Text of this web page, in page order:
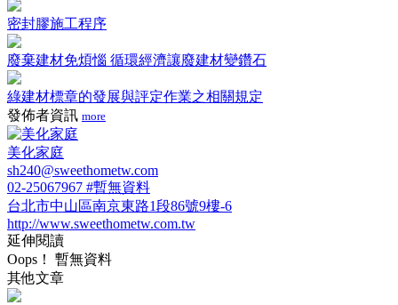
密封膠施工程序
廢棄建材免煩惱 循環經濟讓廢建材變鑽石
綠建材標章的發展與評定作業之相關規定
發佈者資訊 more
美化家庭
sh240@sweethometw.com
02-25067967 #暫無資料
台北市中山區南京東路1段86號9樓-6
http://www.sweethometw.com.tw
延伸閱讀
Oops！ 暫無資料
其他文章